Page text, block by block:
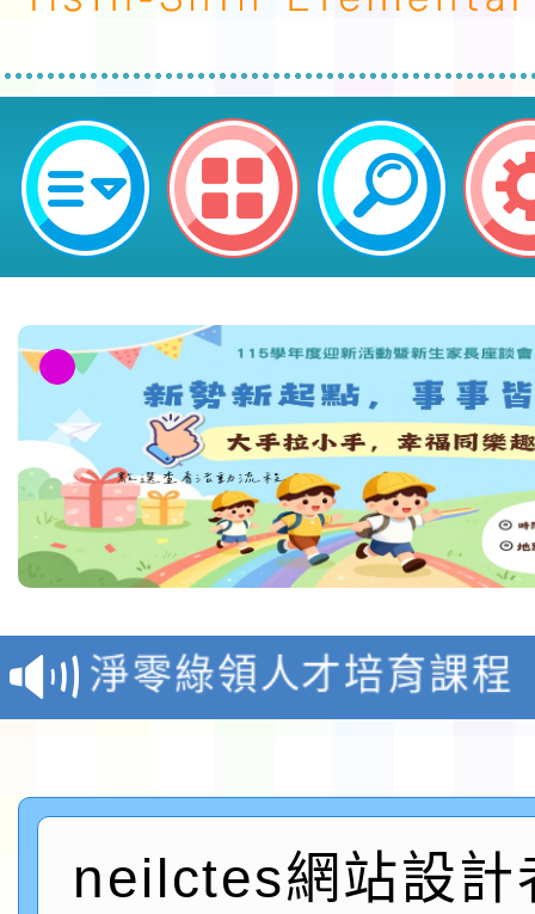
neilctes網站設計者：徐嘉裕
教育部校安中心白海豚
報
淨零綠領人才培育課程
檢送桃園市115學年度
及師生本土語及新住民
實施要點各1份
115年食農教育專業人
程
函轉國家通訊傳播委員
neilctes網站設計